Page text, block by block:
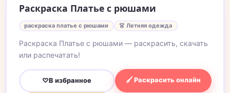
Раскраска Платье с рюшами
раскраска платье с рюшами 👗 Летняя одежда
Раскраска Платье с рюшами — раскрасить, скачать
или распечатать!
♡В избранное 🖌 Раскрасить онлайн